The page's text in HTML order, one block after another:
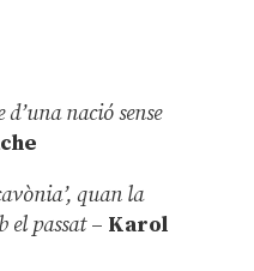
d’una nació sense
quan la
el passat– Karol